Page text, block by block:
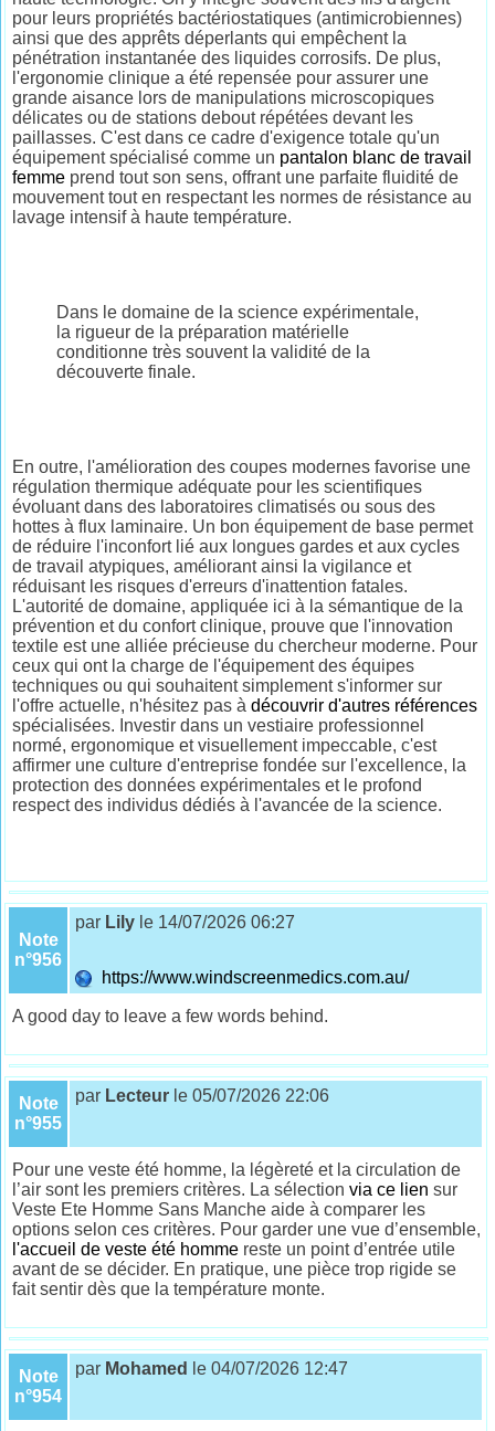
pour leurs propriétés bactériostatiques (antimicrobiennes)
ainsi que des apprêts déperlants qui empêchent la
pénétration instantanée des liquides corrosifs. De plus,
l'ergonomie clinique a été repensée pour assurer une
grande aisance lors de manipulations microscopiques
délicates ou de stations debout répétées devant les
paillasses. C'est dans ce cadre d'exigence totale qu'un
équipement spécialisé comme un pantalon blanc de travail
femme prend tout son sens, offrant une parfaite fluidité de
mouvement tout en respectant les normes de résistance au
lavage intensif à haute température.
Dans le domaine de la science expérimentale,
la rigueur de la préparation matérielle
conditionne très souvent la validité de la
découverte finale.
En outre, l'amélioration des coupes modernes favorise une
régulation thermique adéquate pour les scientifiques
évoluant dans des laboratoires climatisés ou sous des
hottes à flux laminaire. Un bon équipement de base permet
de réduire l'inconfort lié aux longues gardes et aux cycles
de travail atypiques, améliorant ainsi la vigilance et
réduisant les risques d'erreurs d'inattention fatales.
L'autorité de domaine, appliquée ici à la sémantique de la
prévention et du confort clinique, prouve que l'innovation
textile est une alliée précieuse du chercheur moderne. Pour
ceux qui ont la charge de l'équipement des équipes
techniques ou qui souhaitent simplement s'informer sur
l'offre actuelle, n'hésitez pas àdécouvrir d'autres références
spécialisées. Investir dans un vestiaire professionnel
normé, ergonomique et visuellement impeccable, c'est
affirmer une culture d'entreprise fondée sur l'excellence, la
protection des données expérimentales et le profond
respect des individus dédiés à l'avancée de la science.
Note
n°956
par Lily le 14/07/2026 06:27
https://www.windscreenmedics.com.au/
A good day to leave a few words behind.
Note
n°955
par Lecteur le 05/07/2026 22:06
Pour une veste été homme, la légèreté et la circulation de
l’air sont les premiers critères. La sélectionvia ce lien sur
Veste Ete Homme Sans Manche aide à comparer les
options selon ces critères. Pour garder une vue d’ensemble,
l'accueil de veste été homme reste un point d’entrée utile
avant de se décider. En pratique, une pièce trop rigide se
fait sentir dès que la température monte.
Note
n°954
par Mohamed le 04/07/2026 12:47